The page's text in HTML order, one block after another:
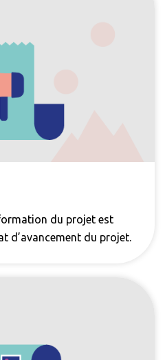
du projet est
d’avancement du projet.